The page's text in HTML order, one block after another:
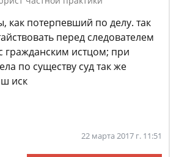
как потерпевший по делу. так
перед следователем
гражданским истцом; при
по существу суд так же
иск
22 марта 2017 г. 11:51